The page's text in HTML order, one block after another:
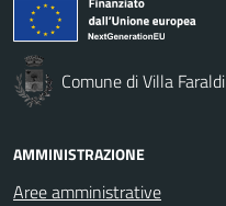
Comune di Villa Faraldi
AMMINISTRAZIONE
Aree amministrative